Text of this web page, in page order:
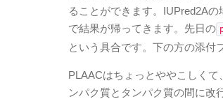
ることができます。IUPred2A
で結果が帰ってきます。先日の
という具合です。下の方の添付
PLAACはちょっとややこしく
ンパク質とタンパク質の間に改